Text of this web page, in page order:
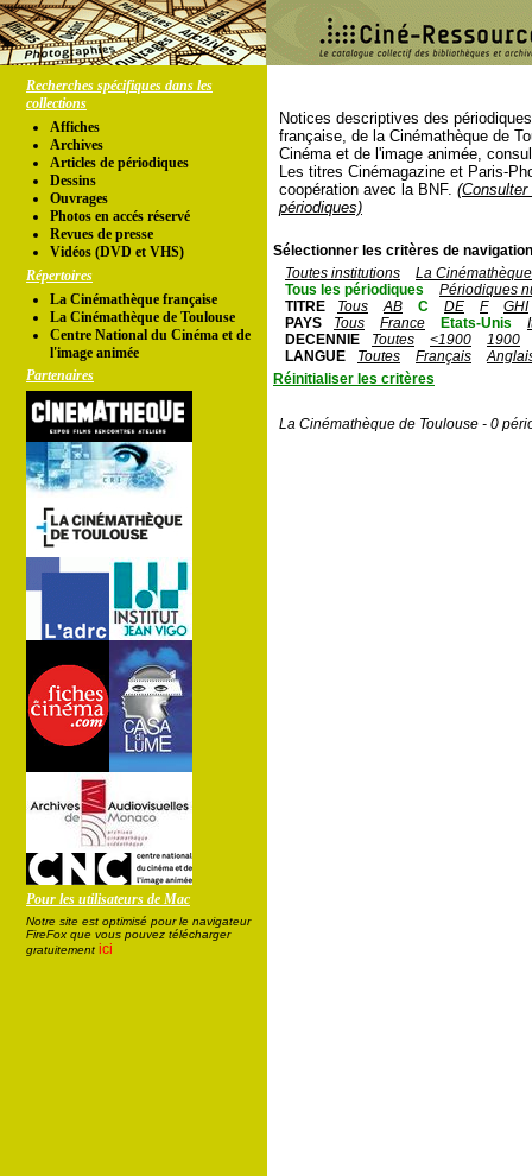
Recherches spécifiques dans les
collections
Affiches
Archives
Articles de périodiques
Dessins
Ouvrages
Photos en accés réservé
Revues de presse
Vidéos (DVD et VHS)
Répertoires
La Cinémathèque française
La Cinémathèque de Toulouse
Centre National du Cinéma et de
l'image animée
Partenaires
Pour les utilisateurs de Mac
Notre site est optimisé pour le navigateur
FireFox que vous pouvez télécharger
gratuitement ici
Notices descriptives des
française, de la Cinémathèque de
Cinéma et de l'image animée,
Les titres Cinémagazine et Paris-
coopération avec la BNF.
périodiques)
Sélectionner les critères de
Toutes institutions
La
Tous les périodiques
Périodiques
TITRE
Tous AB C DE F
GHI
PAYS
Tous France Etats-Unis
DECENNIE
Toutes <1900
1900
LANGUE
Toutes Français
Réinitialiser les critères
La Cinémathèque de Toulouse - 0